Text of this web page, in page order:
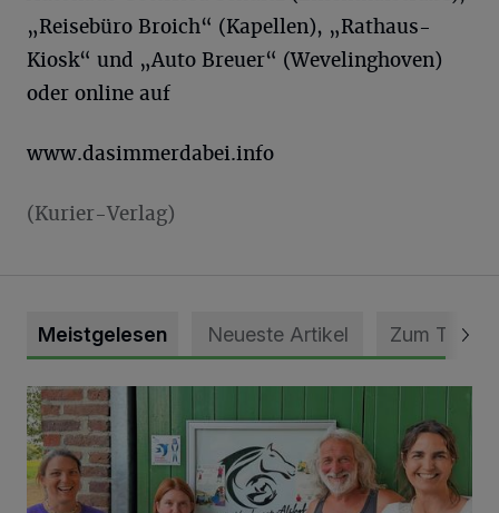
„Reisebüro Broich“ (Kapellen), „Rathaus-
Kiosk“ und „Auto Breuer“ (Wevelinghoven)
oder online auf
www.dasimmerdabei.info
(Kurier-Verlag)
Meistgelesen Neueste Artikel Zum Thema
Vorbildlicher Einsatz für den Artenschutz gewürdigt